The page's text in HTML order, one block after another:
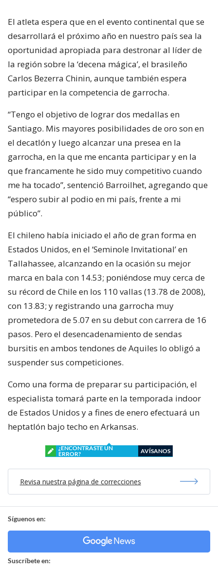
El atleta espera que en el evento continental que se
desarrollará el próximo año en nuestro país sea la
oportunidad apropiada para destronar al líder de
la región sobre la ‘decena mágica’, el brasileño
Carlos Bezerra Chinin, aunque también espera
participar en la competencia de garrocha.
“Tengo el objetivo de lograr dos medallas en
Santiago. Mis mayores posibilidades de oro son en
el decatlón y luego alcanzar una presea en la
garrocha, en la que me encanta participar y en la
que francamente he sido muy competitivo cuando
me ha tocado”, sentenció Barroilhet, agregando que
“espero subir al podio en mi país, frente a mi
público”.
El chileno había iniciado el año de gran forma en
Estados Unidos, en el ‘Seminole Invitational’ en
Tallahassee, alcanzando en la ocasión su mejor
marca en bala con 14.53; poniéndose muy cerca de
su récord de Chile en los 110 vallas (13.78 de 2008),
con 13.83; y registrando una garrocha muy
prometedora de 5.07 en su debut con carrera de 16
pasos. Pero el desencadenamiento de sendas
bursitis en ambos tendones de Aquiles lo obligó a
suspender sus competiciones.
Como una forma de preparar su participación, el
especialista tomará parte en la temporada indoor
de Estados Unidos y a fines de enero efectuará un
heptatlón bajo techo en Arkansas.
¿ENCONTRASTE UN
ERROR?
AVÍSANOS
Revisa nuestra página de correcciones
Síguenos en:
Suscríbete en: